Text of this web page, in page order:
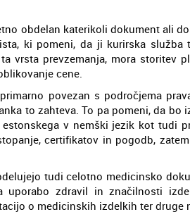
obdelan katerikoli dokument ali
ki pomeni, da ji kurirska služba
vrsta prevzemanja, mora storitev
cene.
povezan s področjema
to zahteva. To pa pomeni, da bo
v nemški jezik kot tudi
certifikatov in pogodb,
tudi celotno medicinsko
zdravil in značilnosti
o medicinskih izdelkih ter druge